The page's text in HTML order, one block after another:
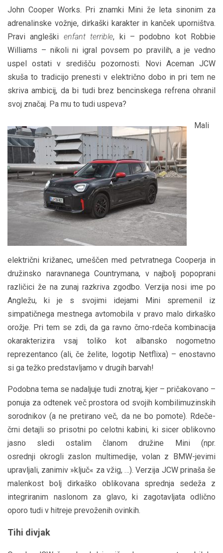
John Cooper Works. Pri znamki Mini že leta sinonim za
adrenalinske vožnje, dirkaški karakter in kanček uporništva.
Pravi angleški enfant terrible, ki – podobno kot Robbie
Williams – nikoli ni igral povsem po pravilih, a je vedno
uspel ostati v središču pozornosti. Novi Aceman JCW
skuša to tradicijo prenesti v električno dobo in pri tem ne
skriva ambicij, da bi tudi brez bencinskega refrena ohranil
svoj značaj. Pa mu to tudi uspeva?
Mali
električni križanec, umeščen med petvratnega Cooperja in
družinsko naravnanega Countrymana, v najbolj popoprani
različici že na zunaj razkriva zgodbo. Verzija nosi ime po
Angležu, ki je s svojimi idejami Mini spremenil iz
simpatičnega mestnega avtomobila v pravo malo dirkaško
orožje. Pri tem se zdi, da ga ravno črno-rdeča kombinacija
okarakterizira vsaj toliko kot albansko nogometno
reprezentanco (ali, če želite, logotip Netflixa) – enostavno
si ga težko predstavljamo v drugih barvah!
Podobna tema se nadaljuje tudi znotraj, kjer – pričakovano –
ponuja za odtenek več prostora od svojih kombilimuzinskih
sorodnikov (a ne pretirano več, da ne bo pomote). Rdeče-
črni detajli so prisotni po celotni kabini, ki sicer oblikovno
jasno sledi ostalim članom družine Mini (npr.
osrednji okrogli zaslon multimedije, volan z BMW-jevimi
upravljali, zanimiv »ključ« za vžig, …). Verzija JCW prinaša še
malenkost bolj dirkaško oblikovana sprednja sedeža z
integriranim naslonom za glavo, ki zagotavljata odlično
oporo tudi v hitreje prevoženih ovinkih.
Tihi divjak